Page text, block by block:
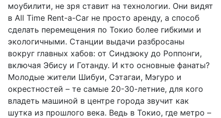
моубилити, не зря ставит на технологии. Они видят
в All Time Rent-a-Car не просто аренду, а способ
сделать перемещения по Токио более гибкими и
экологичными. Станции выдачи разбросаны
вокруг главных хабов: от Синдзюку до Роппонги,
включая Эбису и Готанду. И кто основные фанаты?
Молодые жители Шибуи, Сэтагаи, Мэгуро и
окрестностей – те самые 20-30-летние, для кого
владеть машиной в центре города звучит как
шутка из прошлого века. Ведь в Токио, где метро –